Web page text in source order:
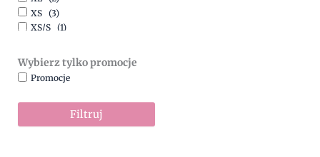
XS (3)
XS/S (1)
Wybierz tylko promocje
Promocje
Filtruj